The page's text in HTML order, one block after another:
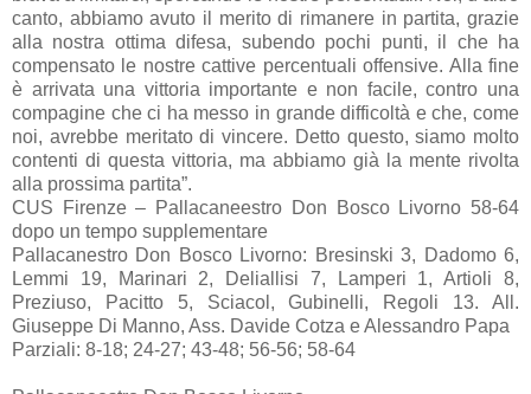
canto, abbiamo avuto il merito di rimanere in partita, grazie
alla nostra ottima difesa, subendo pochi punti, il che ha
compensato le nostre cattive percentuali offensive. Alla fine
è arrivata una vittoria importante e non facile, contro una
compagine che ci ha messo in grande difficoltà e che, come
noi, avrebbe meritato di vincere. Detto questo, siamo molto
contenti di questa vittoria, ma abbiamo già la mente rivolta
alla prossima partita”.
CUS Firenze – Pallacaneestro Don Bosco Livorno 58-64
dopo un tempo supplementare
Pallacanestro Don Bosco Livorno: Bresinski 3, Dadomo 6,
Lemmi 19, Marinari 2, Deliallisi 7, Lamperi 1, Artioli 8,
Preziuso, Pacitto 5, Sciacol, Gubinelli, Regoli 13. All.
Giuseppe Di Manno, Ass. Davide Cotza e Alessandro Papa
Parziali: 8-18; 24-27; 43-48; 56-56; 58-64